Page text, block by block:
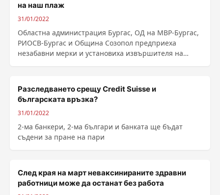
на наш плаж
31/01/2022
Областна администрация Бургас, ОД на МВР-Бургас,
РИОСВ-Бургас и Община Созопол предприеха
незабавни мерки и установиха извършителя на
Разследването срещу Credit Suisse и
българската връзка?
31/01/2022
2-ма банкери, 2-ма българи и банката ще бъдат
съдени за пране на пари
След края на март неваксинираните здравни
работници може да останат без работа